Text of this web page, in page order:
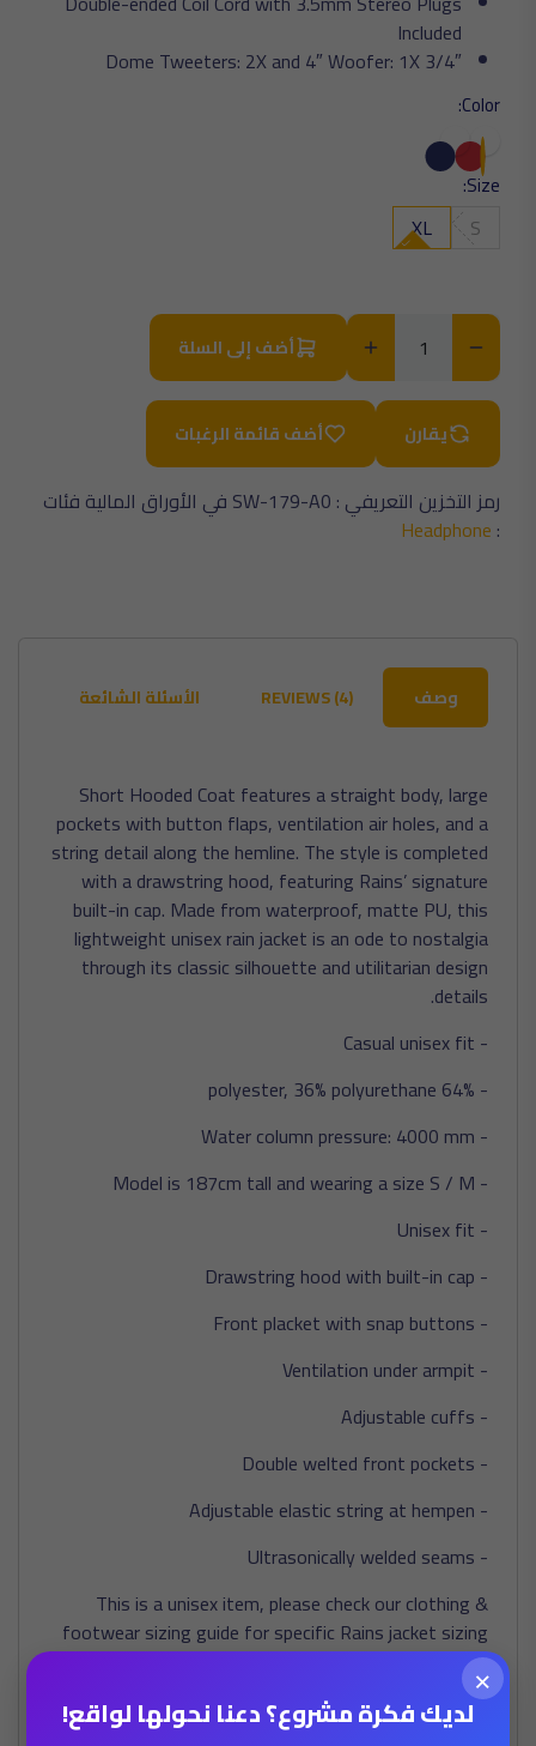
×
لديك فكرة مشروع؟ دعنا نحولها لواقع!
Included
3/4″ Dome Tweeters: 2X and 4″ Woofer: 1X
Color:
Size:
S
XL
أضف إلى السلة
يقارن أضف قائمة الرغبات
رمز التخزين التعريفي : SW-179-A0 في الأوراق المالية فئات
:
Headphone
وصف REVIEWS (4) الأسئلة الشائعة
Short Hooded Coat features a straight body, large
pockets with button flaps, ventilation air holes, and a
string detail along the hemline. The style is completed
with a drawstring hood, featuring Rains’ signature
built-in cap. Made from waterproof, matte PU, this
lightweight unisex rain jacket is an ode to nostalgia
through its classic silhouette and utilitarian design
details.
- Casual unisex fit
- 64% polyester, 36% polyurethane
- Water column pressure: 4000 mm
- Model is 187cm tall and wearing a size S / M
- Unisex fit
- Drawstring hood with built-in cap
- Front placket with snap buttons
- Ventilation under armpit
- Adjustable cuffs
- Double welted front pockets
- Adjustable elastic string at hempen
- Ultrasonically welded seams
This is a unisex item, please check our clothing &
footwear sizing guide for specific Rains jacket sizing
information. RAINS comes from the rainy nation of
Denmark at the edge of the European continent,
close to the ocean and with prevailing westerly winds;